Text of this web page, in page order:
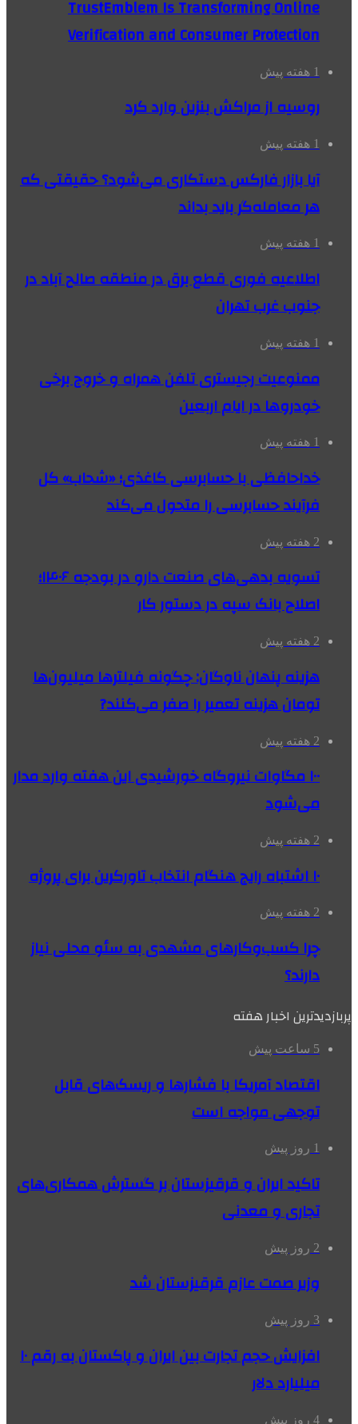
TrustEmblem Is Transforming Online
Verification and Consumer Protection
1 هفته پیش
روسیه از مراکش بنزین وارد کرد
1 هفته پیش
آیا بازار فارکس دستکاری می‌شود؟ حقیقتی که
هر معامله‌گر باید بداند
1 هفته پیش
اطلاعیه فوری قطع برق در منطقه صالح آباد در
جنوب غرب تهران
1 هفته پیش
ممنوعیت رجیستری تلفن همراه و خروج برخی
خودروها در ایام اربعین
1 هفته پیش
خداحافظی با حسابرسی کاغذی؛ «شحاب» کل
فرآیند حسابرسی را متحول می‌کند
2 هفته پیش
تسویه بدهی‌های صنعت دارو در بودجه ۱۴۰۶؛
اصلاح بانک سپه در دستور کار
2 هفته پیش
هزینه پنهان ناوگان: چگونه فیلترها میلیون‌ها
تومان هزینه تعمیر را صفر می‌کنند?
2 هفته پیش
۱۰۰ مگاوات نیروگاه‌ خورشیدی این هفته وارد مدار
می‌شود
2 هفته پیش
۱۰ اشتباه رایج هنگام انتخاب تاورکرین برای پروژه
2 هفته پیش
چرا کسب‌وکارهای مشهدی به سئو محلی نیاز
دارند؟
پربازدیدترین اخبار هفته
5 ساعت پیش
اقتصاد آمریکا با فشارها و ریسک‌های قابل
توجهی مواجه است
1 روز پیش
تاکید ایران و قرقیزستان بر گسترش همکاری‌های
تجاری و معدنی
2 روز پیش
وزیر صمت عازم قرقیزستان شد
3 روز پیش
افزایش حجم تجارت بین ایران و پاکستان به رقم ۱۰
میلیارد دلار
4 روز پیش